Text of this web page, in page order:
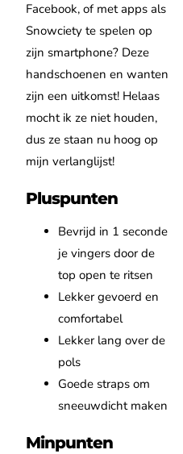
Facebook, of met apps als
Snowciety te spelen op
zijn smartphone? Deze
handschoenen en wanten
zijn een uitkomst! Helaas
mocht ik ze niet houden,
dus ze staan nu hoog op
mijn verlanglijst!
Pluspunten
Bevrijd in 1 seconde
je vingers door de
top open te ritsen
Lekker gevoerd en
comfortabel
Lekker lang over de
pols
Goede straps om
sneeuwdicht maken
Minpunten